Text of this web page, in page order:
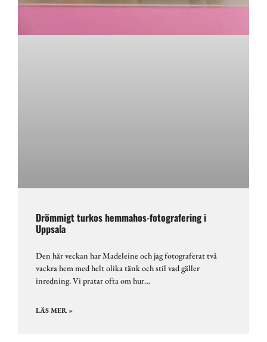
Drömmigt turkos hemmahos-fotografering i
Uppsala
Den här veckan har Madeleine och jag fotograferat två
vackra hem med helt olika tänk och stil vad gäller
inredning. Vi pratar ofta om hur…
LÄS MER »